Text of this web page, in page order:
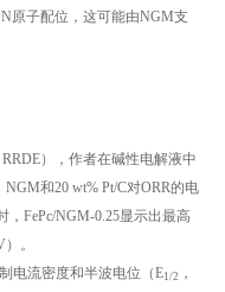
原子配位，这可能由NGM支
），作者在碱性电解液中
NGM和20 wt% Pt/C对ORR的电
，FePc/NGM-0.25显示出最高
。
电流密度和半波电位（E1/2 ，